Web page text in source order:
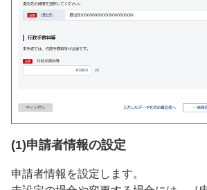
(1)申請者情報の設定
申請者情報を設定します。